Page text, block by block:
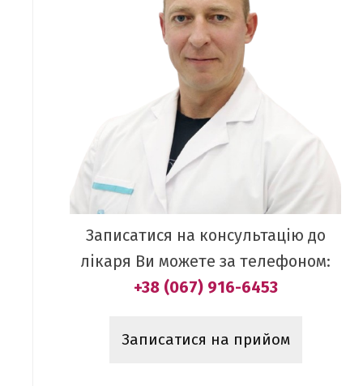
Записатися на консультацію до
лікаря Ви можете за телефоном:
+38 (067) 916-6453
Записатися на прийом